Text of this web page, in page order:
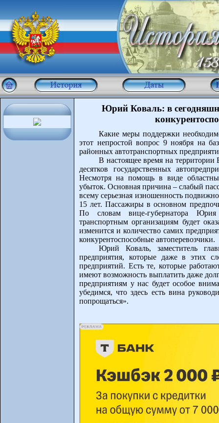
Юрий Коваль: в
Какие меры поддержки
этот непростой вопрос 9 ноября на
районных автотранспортных
В настоящее время на территории
десятков государственных
Несмотря на помощь в виде
убыток. Основная причина – слабый
всему серьезная изношенность
15 лет. Пассажиры в основном
По словам вице-губернатора
транспортным организациям будет
изменится и количество самих
конкурентоспособные автоперевозчики.
Юрий Коваль, заместитель
предприятия, которые даже в этих
предприятий. Есть те, которые
имеют возможность выплатить даже
предприятиям у нас будет особое
убедимся, что здесь есть вина
попрощаться».